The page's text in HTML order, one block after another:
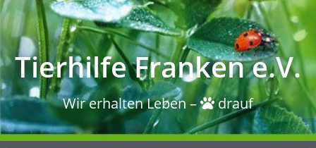
Tierhilfe Franken e.V.
Wir erhalten Leben – drauf